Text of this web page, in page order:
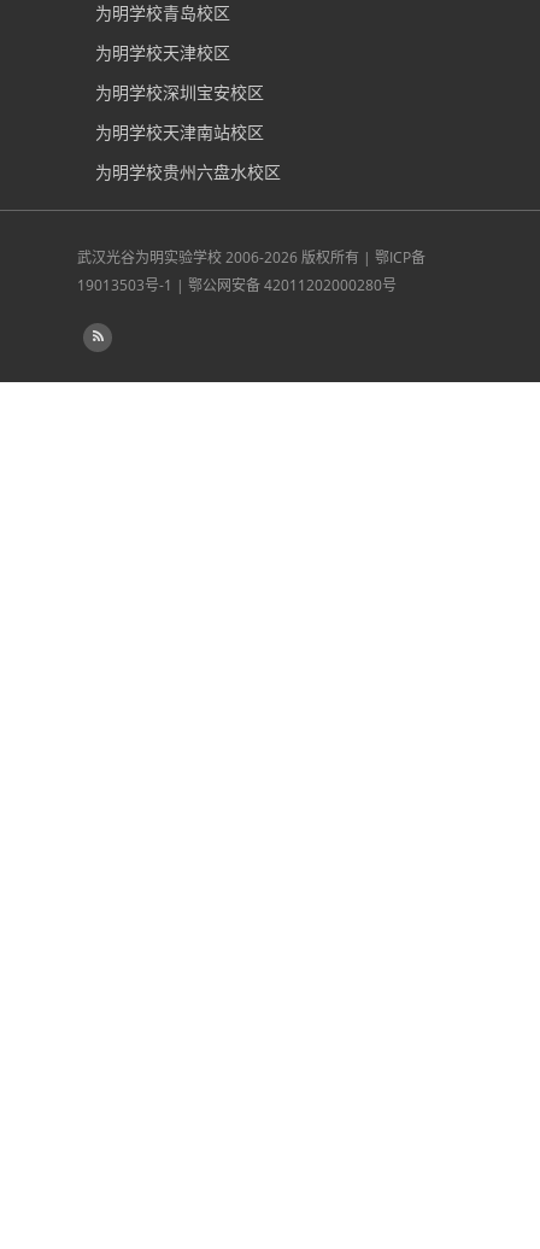
为明学校青岛校区
为明学校天津校区
为明学校深圳宝安校区
为明学校天津南站校区
为明学校贵州六盘水校区
武汉光谷为明实验学校2006-2026 版权所有 | 鄂ICP备
19013503号-1 | 鄂公网安备 42011202000280号